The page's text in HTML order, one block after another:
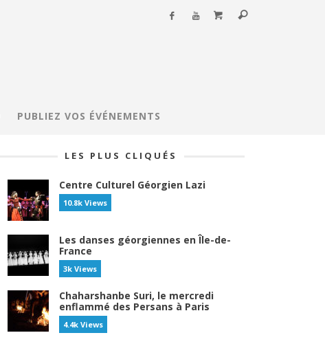
PUBLIEZ VOS ÉVÉNEMENTS
LES PLUS CLIQUÉS
Centre Culturel Géorgien Lazi
10.8k Views
Les danses géorgiennes en Île-de-
France
3k Views
Chaharshanbe Suri, le mercredi
enflammé des Persans à Paris
4.4k Views